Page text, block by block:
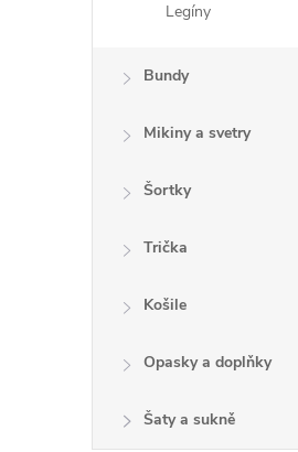
Legíny
Bundy
Mikiny a svetry
Šortky
Trička
Košile
Opasky a doplňky
Šaty a sukně